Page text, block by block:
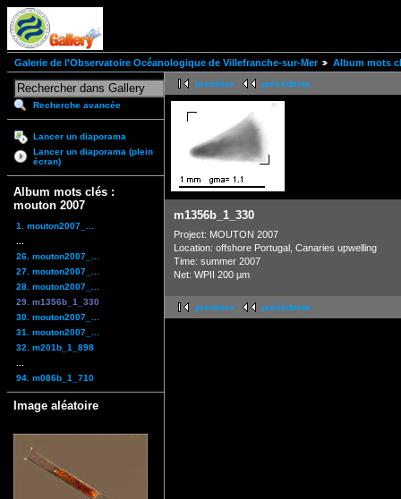
Galerie de l'Observatoire Océanologique de Villefranche-sur-Mer Album mots
Recherche avancée
Lancer un diaporama
Lancer un diaporama (plein
écran)
Album mots clés :
mouton 2007
1. mouton2007_...
26. mouton2007_...
27. mouton2007_...
28. mouton2007_...
29. m1356b_1_330
30. mouton2007_...
31. mouton2007_...
32. m201b_1_898
94. m086b_1_710
Image aléatoire
première précédente
m1356b_1_330
Project: MOUTON 2007
Location: offshore Portugal, Canaries upwelling
Time: summer 2007
Net: WPII 200 µm
première précédente